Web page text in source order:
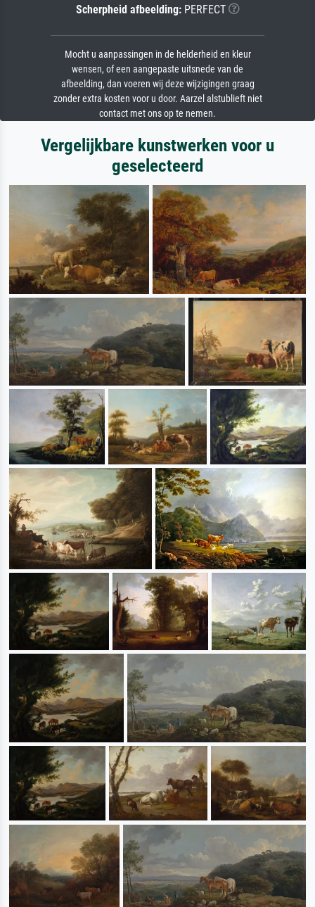
Scherpheid afbeelding:PERFECT
Mocht u aanpassingen in de helderheid en kleur
wensen, of een aangepaste uitsnede van de
afbeelding, dan voeren wij deze wijzigingen graag
zonder extra kosten voor u door. Aarzel alstublieft niet
contact met ons op te nemen.
Vergelijkbare kunstwerken voor u
geselecteerd